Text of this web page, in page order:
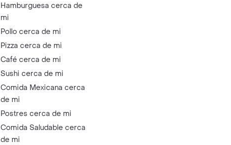
Hamburguesa cerca de
mi
Pollo cerca de mi
Pizza cerca de mi
Café cerca de mi
Sushi cerca de mi
Comida Mexicana cerca
de mi
Postres cerca de mi
Comida Saludable cerca
de mi